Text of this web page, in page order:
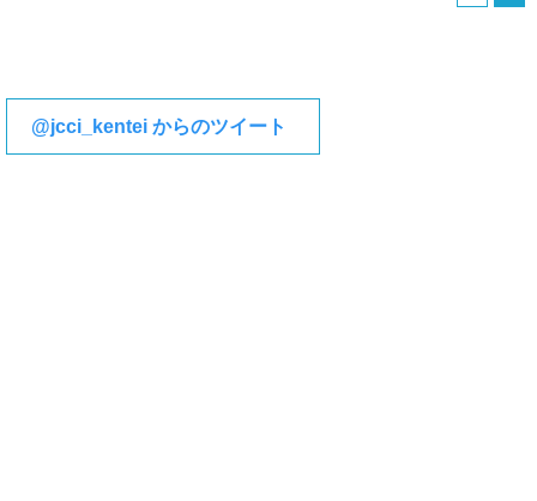
@jcci_kentei からのツイート